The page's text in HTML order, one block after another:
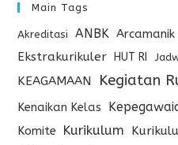
Main Tags
Akreditasi ANBK Arcamanik
Ekstrakurikuler HUT RI
KEAGAMAAN Kegiatan
Kenaikan Kelas
Komite Kurikulum